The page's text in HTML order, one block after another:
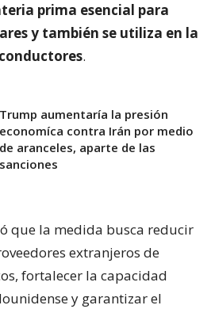
prima esencial para
y también se utiliza en la
.
Trump aumentaría la presión
economíca contra Irán por medio
de aranceles, aparte de las
sanciones
que la medida busca reducir
extranjeros de
fortalecer la capacidad
y garantizar el